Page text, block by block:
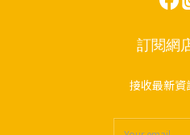
訂閱網
接收最新資